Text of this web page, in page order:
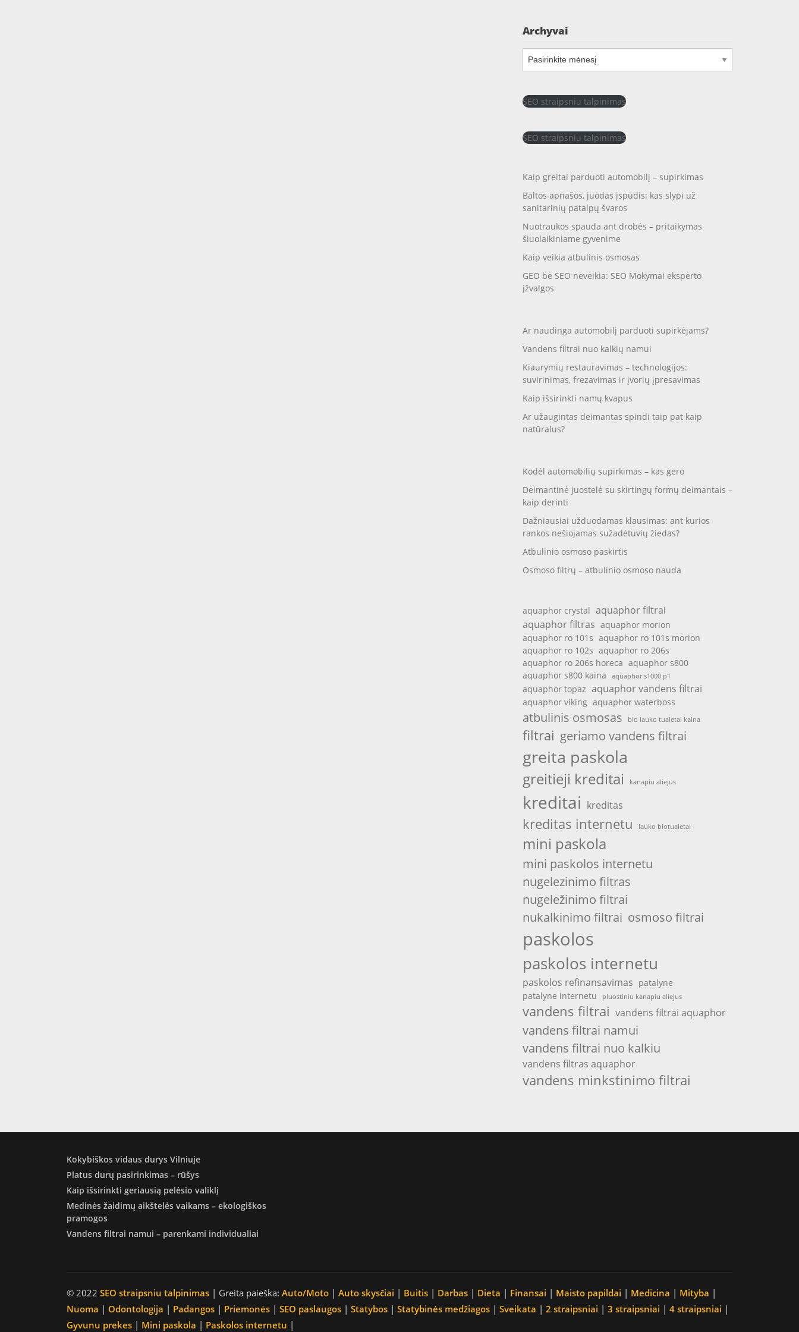
Archyvai
Archyvai
SEO straipsniu talpinimas
SEO straipsniu talpinimas
Kaip greitai parduoti automobilį – supirkimas
Baltos apnašos, juodas įspūdis: kas slypi už
sanitarinių patalpų švaros
Nuotraukos spauda ant drobės – pritaikymas
šiuolaikiniame gyvenime
Kaip veikia atbulinis osmosas
GEO be SEO neveikia: SEO Mokymai eksperto
įžvalgos
Ar naudinga automobilį parduoti supirkėjams?
Vandens filtrai nuo kalkių namui
Kiaurymių restauravimas – technologijos:
suvirinimas, frezavimas ir įvorių įpresavimas
Kaip išsirinkti namų kvapus
Ar užaugintas deimantas spindi taip pat kaip
natūralus?
Kodėl automobilių supirkimas – kas gero
Deimantinė juostelė su skirtingų formų deimantais –
kaip derinti
Dažniausiai užduodamas klausimas: ant kurios
rankos nešiojamas sužadėtuvių žiedas?
Atbulinio osmoso paskirtis
Osmoso filtrų – atbulinio osmoso nauda
aquaphor crystal aquaphor filtrai
aquaphor filtras aquaphor morion
aquaphor ro 101s aquaphor ro 101s morion
aquaphor ro 102s aquaphor ro 206s
aquaphor ro 206s horeca aquaphor s800
aquaphor s800 kaina
aquaphor s1000 p1
aquaphor topaz aquaphor vandens filtrai
aquaphor viking aquaphor waterboss
atbulinis osmosas bio lauko tualetai kaina
filtrai geriamo vandens filtrai
greita paskola
greitieji kreditai kanapiu aliejus
kreditai kreditas
kreditas internetu lauko biotualetai
mini paskola
mini paskolos internetu
nugelezinimo filtras
nugeležinimo filtrai
nukalkinimo filtrai osmoso filtrai
paskolos
paskolos internetu
paskolos refinansavimas patalyne
patalyne internetu
pluostiniu kanapiu aliejus
vandens filtrai vandens filtrai aquaphor
vandens filtrai namui
vandens filtrai nuo kalkiu
vandens filtras aquaphor
vandens minkstinimo filtrai
Kokybiškos vidaus durys Vilniuje
Platus durų pasirinkimas – rūšys
Kaip išsirinkti geriausią pelėsio valiklį
Medinės žaidimų aikštelės vaikams – ekologiškos
pramogos
Vandens filtrai namui – parenkami individualiai
© 2022 SEO straipsniu talpinimas | Greita paieška: Auto/Moto | Auto skysčiai | Buitis | Darbas | Dieta | Finansai | Maisto papildai | Medicina | Mityba |
Nuoma | Odontologija | Padangos | Priemonės | SEO paslaugos | Statybos | Statybinės medžiagos | Sveikata | 2 straipsniai | 3 straipsniai | 4 straipsniai |
Gyvunu prekes | Mini paskola | Paskolos internetu |